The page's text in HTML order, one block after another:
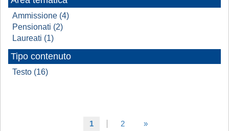
Ammissione (4)
Pensionati (2)
Laureati (1)
Tipo contenuto
Testo (16)
1 2 »